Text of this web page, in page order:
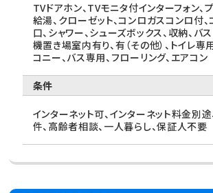
TVドアホン、TVモニタ付インターフォン、
給湯、クローゼット、コンロガスコンロ付
口、シャワー、シューズボックス、収納、バ
機置き場室内有り、有（その他）、トイレ専
コニー、バス専用、フローリング、エアコン
条件
インターネット可、インターネット料金別
件、高齢者相談、一人暮らし、保証人不要